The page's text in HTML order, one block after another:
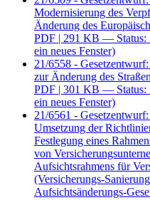
Modernisierung des
Änderung des
PDF | 291 KB — Status:
ein neues Fenster)
21/6558 -
zur Änderung des
PDF | 301 KB — Status:
ein neues Fenster)
21/6561 -
Umsetzung der
Festlegung eines
von
Aufsichtsrahmens für
(Versicherungs-
Aufsichtsänderungs-